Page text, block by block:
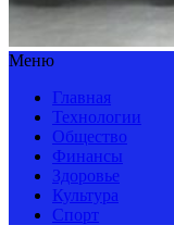
Меню
Главная
Технологии
Общество
Финансы
Здоровье
Культура
Спорт